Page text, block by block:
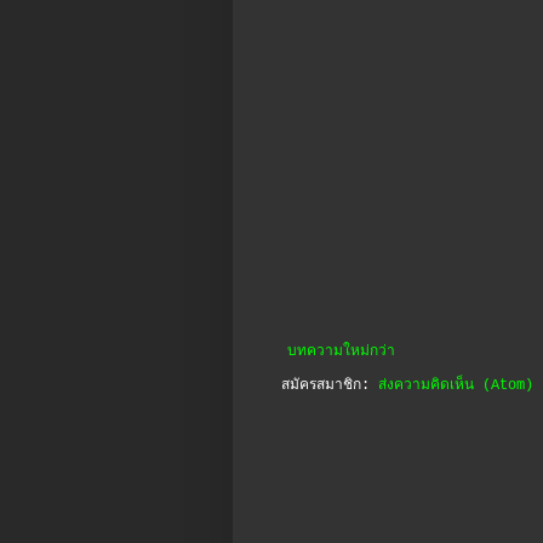
บทความใหม่กว่า
สมัครสมาชิก: ส่งความคิดเห็น (Atom)